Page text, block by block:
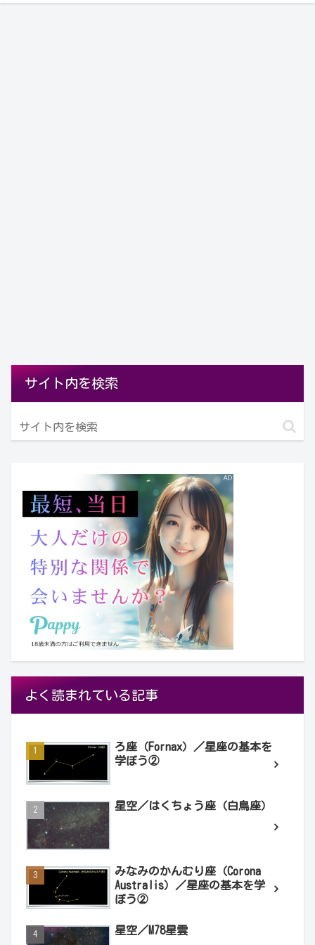
サイト内を検索
よく読まれている記事
ろ座（Fornax）／星座の基本を
学ぼう②
星空／はくちょう座（白鳥座）
みなみのかんむり座（Corona
Australis）／星座の基本を学
ぼう②
星空／M78星雲